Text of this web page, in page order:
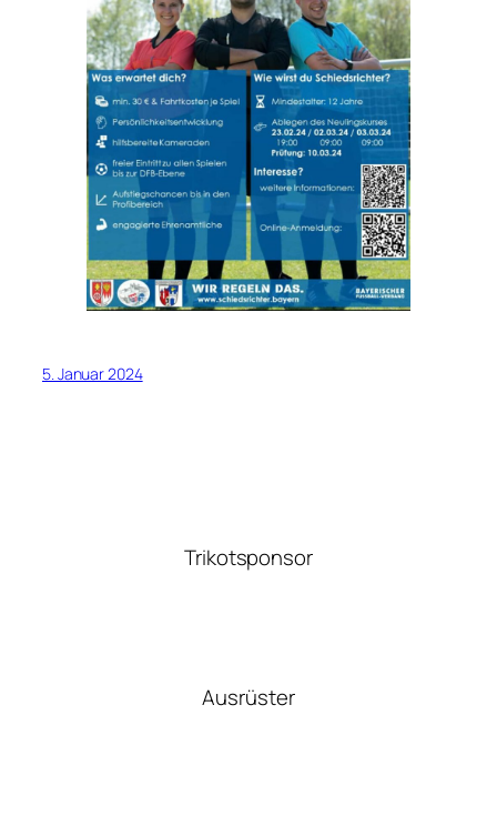
5. Januar 2024
Trikotsponsor
Ausrüster